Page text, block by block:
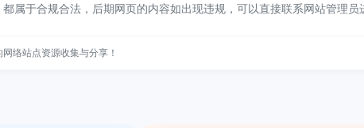
属于合规合法，后期网页的内容如出现违规，可以直接联系网站管理员
络站点资源收集与分享！